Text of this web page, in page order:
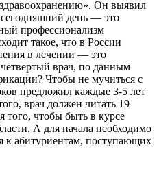
Он выявил
день — это
профессионализм
такое, что в России
в лечении — это
врач, по данным
Чтобы не мучиться с
предложил каждые 3-5 лет
врач должен читать 19
того, чтобы быть в курсе
А для начала необходимо
к абитуриентам, поступающих